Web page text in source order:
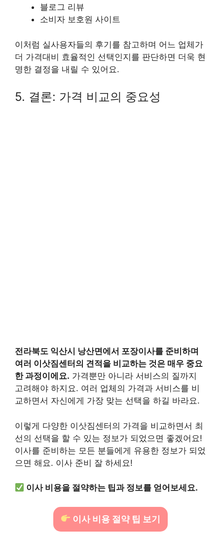
블로그 리뷰
소비자 보호원 사이트
이처럼 실사용자들의 후기를 참고하며 어느 업체가
더 가격대비 효율적인 선택인지를 판단하면 더욱 현
명한 결정을 내릴 수 있어요.
5. 결론: 가격 비교의 중요성
전라북도 익산시 낭산면에서 포장이사를 준비하며
여러 이삿짐센터의 견적을 비교하는 것은 매우 중요
한 과정이에요. 가격뿐만 아니라 서비스의 질까지
고려해야 하지요. 여러 업체의 가격과 서비스를 비
교하면서 자신에게 가장 맞는 선택을 하길 바라요.
이렇게 다양한 이삿짐센터의 가격을 비교하면서 최
선의 선택을 할 수 있는 정보가 되었으면 좋겠어요!
이사를 준비하는 모든 분들에게 유용한 정보가 되었
으면 해요. 이사 준비 잘 하세요!
이사 비용을 절약하는 팁과 정보를 얻어보세요.
이사 비용 절약 팁 보기